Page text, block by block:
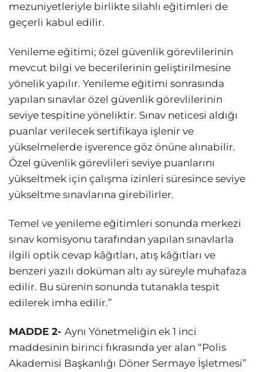
mezuniyetleriyle birlikte silahlı eğitimleri de
geçerli kabul edilir.
Yenileme eğitimi; özel güvenlik görevlilerinin
mevcut bilgi ve becerilerinin geliştirilmesine
yönelik yapılır. Yenileme eğitimi sonrasında
yapılan sınavlar özel güvenlik görevlilerinin
seviye tespitine yöneliktir. Sınav neticesi aldığı
puanlar verilecek sertifikaya işlenir ve
yükselmelerde işverence göz önüne alınabilir.
Özel güvenlik görevlileri seviye puanlarını
yükseltmek için çalışma izinleri süresince seviye
yükseltme sınavlarına girebilirler.
Temel ve yenileme eğitimleri sonunda merkezi
sınav komisyonu tarafından yapılan sınavlarla
ilgili optik cevap kâğıtları, atış kâğıtları ve
benzeri yazılı doküman altı ay süreyle muhafaza
edilir. Bu sürenin sonunda tutanakla tespit
edilerek imha edilir.”
MADDE 2- Aynı Yönetmeliğin ek 1 inci
maddesinin birinci fıkrasında yer alan “Polis
Akademisi Başkanlığı Döner Sermaye İşletmesi”